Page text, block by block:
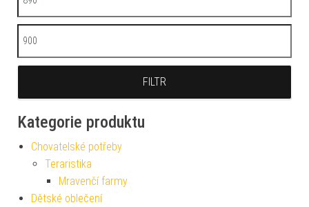
Maximální cena
FILTR
Kategorie produktu
Chovatelské potřeby
Teraristika
Mravenčí farmy
Dětské oblečení